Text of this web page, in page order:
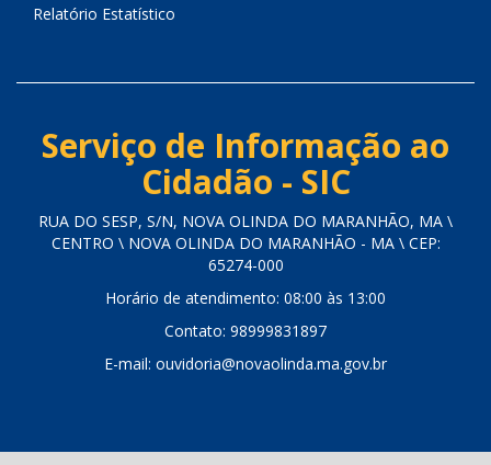
Relatório Estatístico
Serviço de Informação ao
Cidadão - SIC
RUA DO SESP, S/N, NOVA OLINDA DO MARANHÃO, MA \
CENTRO \ NOVA OLINDA DO MARANHÃO - MA \ CEP:
65274-000
Horário de atendimento: 08:00 às 13:00
Contato: 98999831897
E-mail: ouvidoria@novaolinda.ma.gov.br